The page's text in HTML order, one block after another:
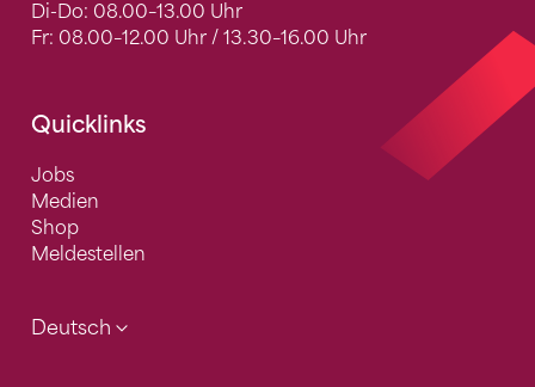
Di-Do: 08.00–13.00 Uhr
Fr: 08.00–12.00 Uhr / 13.30–16.00 Uhr
Quicklinks
Jobs
Medien
Shop
Meldestellen
Deutsch